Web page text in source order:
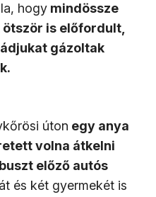
hogy mindössze
is előfordult,
gázoltak
úton egy anya
volna átkelni
előző autós
és két gyermekét is